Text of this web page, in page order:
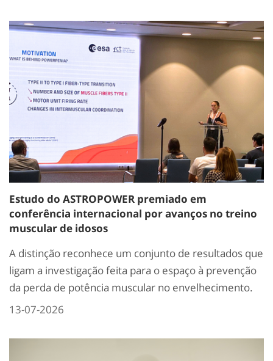
Estudo do ASTROPOWER premiado em
conferência internacional por avanços no treino
muscular de idosos
A distinção reconhece um conjunto de resultados que
ligam a investigação feita para o espaço à prevenção
da perda de potência muscular no envelhecimento.
13-07-2026